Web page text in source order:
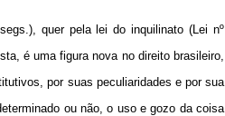
quer pela lei do inquilinato (Lei nº
é uma figura nova no direito brasileiro,
por suas peculiaridades e por sua
ou não, o uso e gozo da coisa